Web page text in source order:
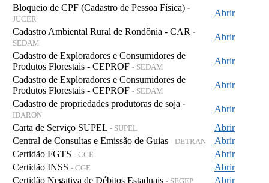
Bloqueio de CPF (Cadastro de Pessoa Física) -
JUCER
Abrir
Cadastro Ambiental Rural de Rondônia - CAR -
SEDAM
Abrir
Cadastro de Exploradores e Consumidores de
Produtos Florestais - CEPROF - SEDAM
Abrir
Cadastro de Exploradores e Consumidores de
Produtos Florestais - CEPROF - SEDAM
Abrir
Cadastro de propriedades produtoras de soja -
IDARON
Abrir
Carta de Serviço SUPEL - SUPEL
Abrir
Central de Consultas e Emissão de Guias - DETRAN
Abrir
Certidão FGTS - CGE
Abrir
Certidão INSS - CGE
Abrir
Certidão Negativa de Débitos Estaduais - SEGEP
Abrir